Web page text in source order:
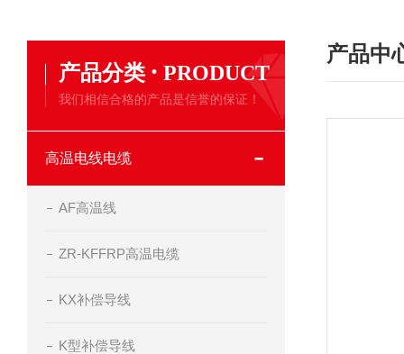
产品分类 · PRODUCT
我们相信合格的产品是信誉的保证！
高温电线电缆
AF高温线
ZR-KFFRP高温电缆
KX补偿导线
K型补偿导线
产品中